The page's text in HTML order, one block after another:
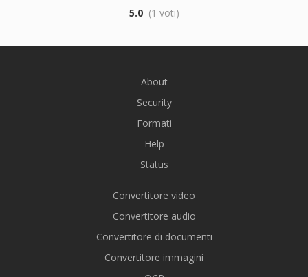
5.0 (1 voti)
About
Security
Formati
Help
Status
Convertitore video
Convertitore audio
Convertitore di documenti
Convertitore immagini